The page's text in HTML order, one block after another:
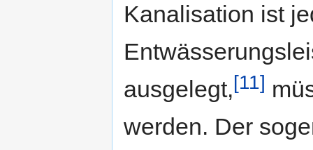
Kanalisation ist
ausgelegt,[11]
werden. Der